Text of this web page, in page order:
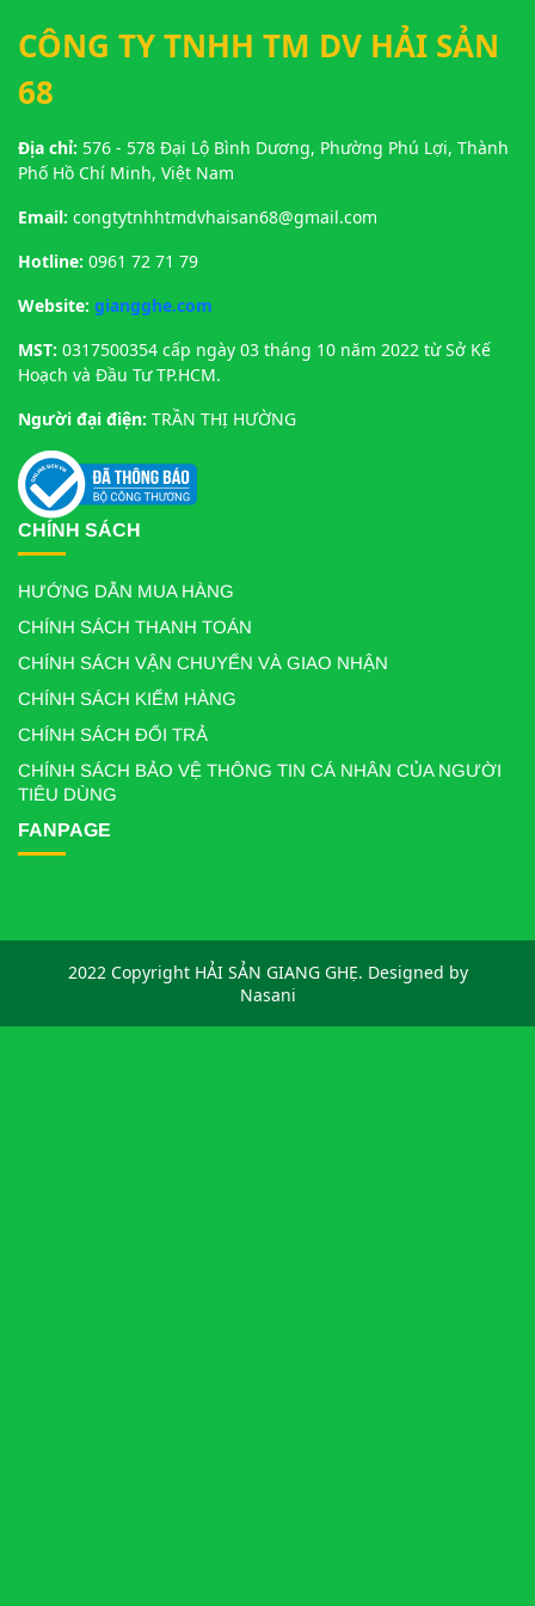
nhiên khắc nghiệt giúp thịt cua
săn chắc và thơm ngọt tự nhiên.
đảm bảo độ tươi ngon nhất khi
CÔNG TY TNHH TM DV HẢI SẢN
68
Địa chỉ: 576 - 578 Đại Lộ Bình Dương, Phường Phú Lợi, Thành
Phố Hồ Chí Minh, Việt Nam
Email: congtytnhhtmdvhaisan68@gmail.com
Hotline: 0961 72 71 79
Website: giangghe.com
MST: 0317500354 cấp ngày 03 tháng 10 năm 2022 từ Sở Kế
Hoạch và Đầu Tư TP.HCM.
Người đại điện: TRẦN THỊ HƯỜNG
CHÍNH SÁCH
HƯỚNG DẪN MUA HÀNG
CHÍNH SÁCH THANH TOÁN
CHÍNH SÁCH VẬN CHUYỂN VÀ GIAO NHẬN
CHÍNH SÁCH KIỂM HÀNG
CHÍNH SÁCH ĐỔI TRẢ
CHÍNH SÁCH BẢO VỆ THÔNG TIN CÁ NHÂN CỦA NGƯỜI
TIÊU DÙNG
FANPAGE
2022 Copyright HẢI SẢN GIANG GHẸ. Designed by
Nasani